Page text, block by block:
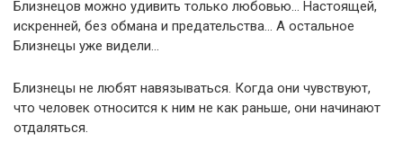
Близнецов можно удивить только любовью… Настоящей,
искренней, без обмана и предательства… А остальное
Близнецы уже видели…
Близнецы не любят навязываться. Когда они чувствуют,
что человек относится к ним не как раньше, они начинают
отдаляться.